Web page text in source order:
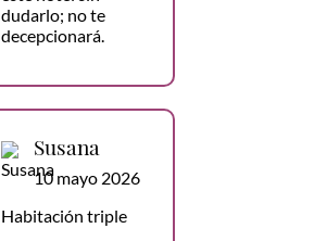
dudarlo; no te
decepcionará.
Susana
10 mayo 2026
Habitación triple